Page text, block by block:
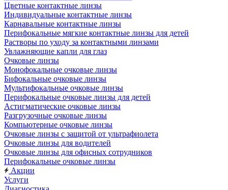
Цветные контактные линзы
Индивидуальные контактные линзы
Карнавальные контактные линзы
Перифокальные мягкие контактные линзы для детей
Растворы по уходу за контактными линзами
Увлажняющие капли для глаз
Очковые линзы
Монофокальные очковые линзы
Бифокальные очковые линзы
Мультифокальные очковые линзы
Перифокальные очковые линзы для детей
Астигматические очковые линзы
Разгрузочные очковые линзы
Компьютерные очковые линзы
Очковые линзы с защитой от ультрафиолета
Очковые линзы для водителей
Очковые линзы для офисных сотрудников
Перифокальные очковые линзы
Акции
Услуги